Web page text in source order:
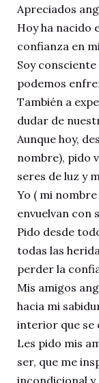
Apreciados
Hoy ha nacido
confianza en
Soy
podemos
También a
dudar de
Aunque hoy,
nombre), pido
seres de luz y
Yo ( mi
envuelvan con
Pido desde
todas las
perder la
Mis amigos
hacia mi
interior que se
Les pido mis
ser, que me
incondicional